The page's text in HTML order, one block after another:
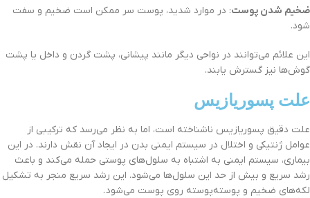
ضخیم شدن پوست: در موارد شدید، پوست سر ممکن است ضخیم و سفت
شود.
این علائم می‌توانند در نواحی دیگر مانند پیشانی، پشت گردن و داخل یا پشت
گوش‌ها نیز گسترش یابند.
علت پسوریازیس
علت دقیق پسوریازیس ناشناخته است، اما به نظر می‌رسد که ترکیبی از
عوامل ژنتیکی و اختلال در سیستم ایمنی بدن در ایجاد آن نقش دارند. در این
بیماری، سیستم ایمنی به اشتباه به سلول‌های پوستی حمله می‌کند و باعث
رشد سریع و بیش از حد این سلول‌ها می‌شود. این رشد سریع منجر به تشکیل
لکه‌های ضخیم و پوسته‌پوسته روی پوست می‌شود.